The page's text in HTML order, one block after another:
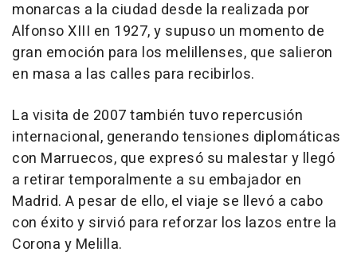
monarcas a la ciudad desde la realizada por
Alfonso XIII en 1927, y supuso un momento de
gran emoción para los melillenses, que salieron
en masa a las calles para recibirlos.
La visita de 2007 también tuvo repercusión
internacional, generando tensiones diplomáticas
con Marruecos, que expresó su malestar y llegó
a retirar temporalmente a su embajador en
Madrid. A pesar de ello, el viaje se llevó a cabo
con éxito y sirvió para reforzar los lazos entre la
Corona y Melilla.